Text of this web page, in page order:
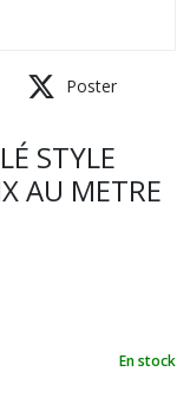
Poster
STYLE
AU METRE
En stock